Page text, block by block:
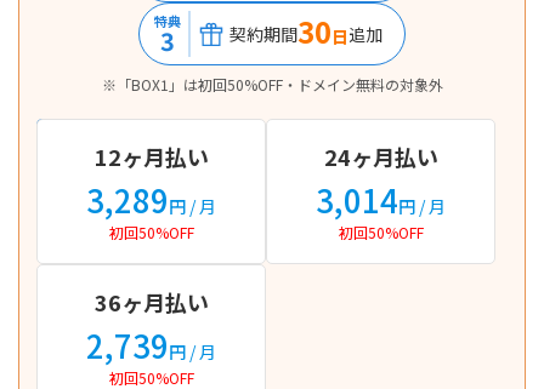
特典
3 契約期間30日追加
※「BOX1」は初回50%OFF・ドメイン無料の対象外
12ヶ月払い
3,289円 / 月
初回50%OFF
24ヶ月払い
3,014円 / 月
初回50%OFF
36ヶ月払い
2,739円 / 月
初回50%OFF